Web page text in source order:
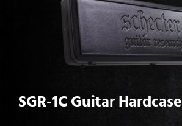
SGR-1C Guitar Hardcase